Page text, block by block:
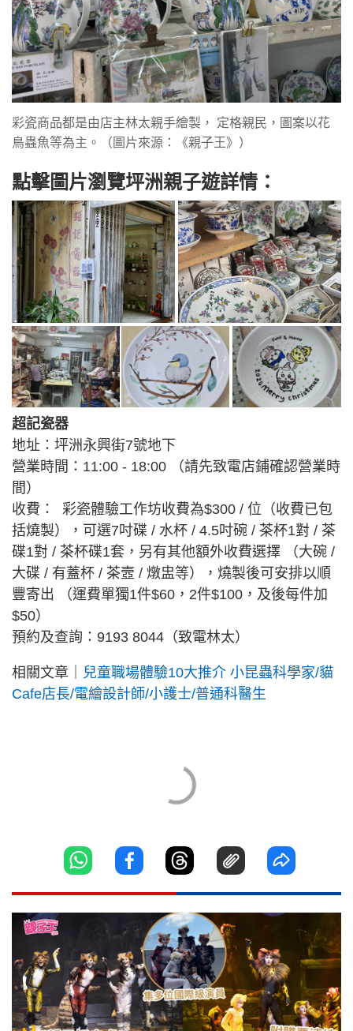
彩瓷商品都是由店主林太親手繪製， 定格親民，圖案以花
鳥蟲魚等為主。（圖片來源：《親子王》）
點擊圖片瀏覽坪洲親子遊詳情：
超記瓷器
地址：坪洲永興街7號地下
營業時間：11:00 - 18:00 （請先致電店鋪確認營業時
間）
收費： 彩瓷體驗工作坊收費為$300 / 位（收費已包
括燒製），可選7吋碟 / 水杯 / 4.5吋碗 / 茶杯1對 / 茶
碟1對 / 茶杯碟1套，另有其他額外收費選擇 （大碗 /
大碟 / 有蓋杯 / 茶壼 / 燉盅等），燒製後可安排以順
豐寄出 （運費單獨1件$60，2件$100，及後每件加
$50）
預約及查詢：9193 8044（致電林太）
相關文章｜ 兒童職場體驗10大推介 小昆蟲科學家/貓
Cafe店長/電繪設計師/小護士/普通科醫生